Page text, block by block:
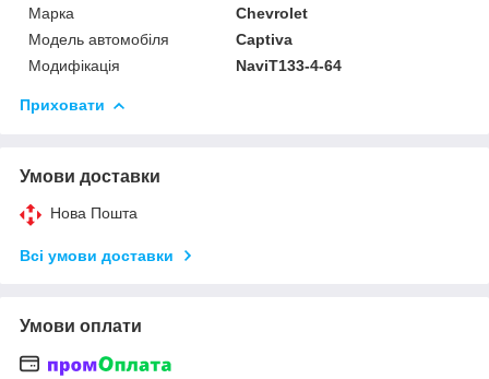
Марка
Chevrolet
Модель автомобіля
Captiva
Модифікація
NaviT133-4-64
Приховати
Умови доставки
Нова Пошта
Всі умови доставки
Умови оплати